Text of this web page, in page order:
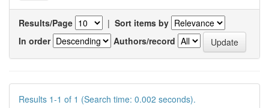
Results/Page | Sort items by
In order
Authors/record
Results 1-1 of 1 (Search time: 0.002 seconds).